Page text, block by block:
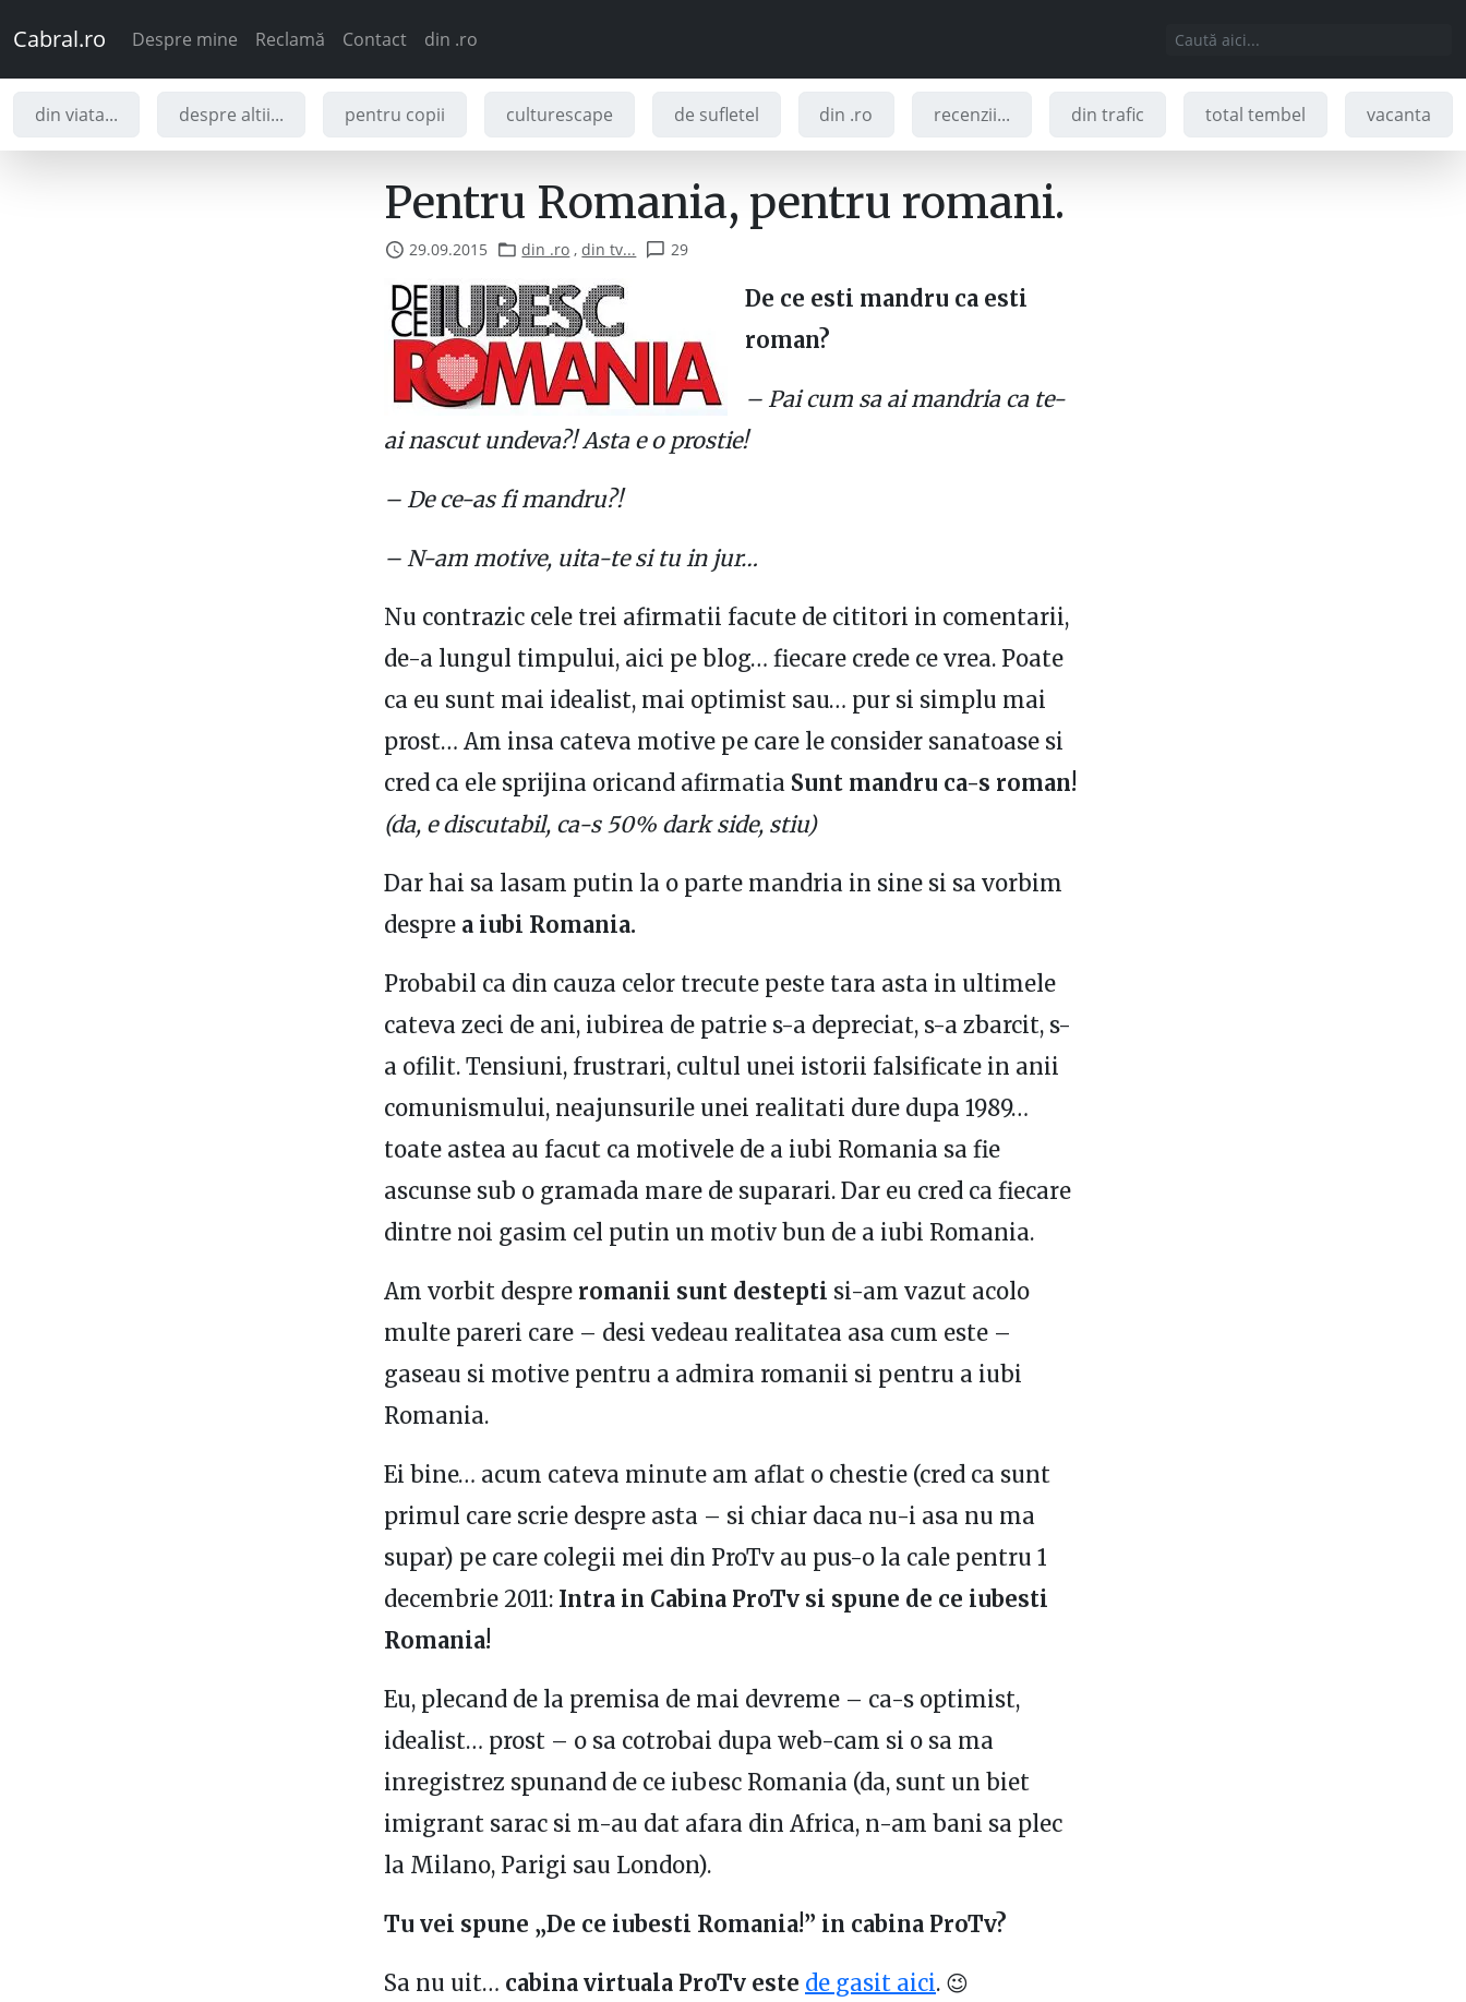
Cabral.ro Despre mine Reclamă Contact din .ro
din viata... despre altii... pentru copii culturescape de sufletel din .ro recenzii... din trafic total tembel vacanta
Pentru Romania, pentru romani.
29.09.2015 din .ro ,din tv... 29
De ce esti mandru ca esti
roman?
– Pai cum sa ai mandria ca te-
ai nascut undeva?! Asta e o prostie!
– De ce-as fi mandru?!
– N-am motive, uita-te si tu in jur…
Nu contrazic cele trei afirmatii facute de cititori in comentarii,
de-a lungul timpului, aici pe blog… fiecare crede ce vrea. Poate
ca eu sunt mai idealist, mai optimist sau… pur si simplu mai
prost… Am insa cateva motive pe care le consider sanatoase si
cred ca ele sprijina oricand afirmatia Sunt mandru ca-s roman!
(da, e discutabil, ca-s 50% dark side, stiu)
Dar hai sa lasam putin la o parte mandria in sine si sa vorbim
despre a iubi Romania.
Probabil ca din cauza celor trecute peste tara asta in ultimele
cateva zeci de ani, iubirea de patrie s-a depreciat, s-a zbarcit, s-
a ofilit. Tensiuni, frustrari, cultul unei istorii falsificate in anii
comunismului, neajunsurile unei realitati dure dupa 1989…
toate astea au facut ca motivele de a iubi Romania sa fie
ascunse sub o gramada mare de suparari. Dar eu cred ca fiecare
dintre noi gasim cel putin un motiv bun de a iubi Romania.
Am vorbit despre romanii sunt destepti si-am vazut acolo
multe pareri care – desi vedeau realitatea asa cum este –
gaseau si motive pentru a admira romanii si pentru a iubi
Romania.
Ei bine… acum cateva minute am aflat o chestie (cred ca sunt
primul care scrie despre asta – si chiar daca nu-i asa nu ma
supar) pe care colegii mei din ProTv au pus-o la cale pentru 1
decembrie 2011: Intra in Cabina ProTv si spune de ce iubesti
Romania!
Eu, plecand de la premisa de mai devreme – ca-s optimist,
idealist… prost – o sa cotrobai dupa web-cam si o sa ma
inregistrez spunand de ce iubesc Romania (da, sunt un biet
imigrant sarac si m-au dat afara din Africa, n-am bani sa plec
la Milano, Parigi sau London).
Tu vei spune „De ce iubesti Romania!” in cabina ProTv?
Sa nu uit… cabina virtuala ProTv este de gasit aici. 😉